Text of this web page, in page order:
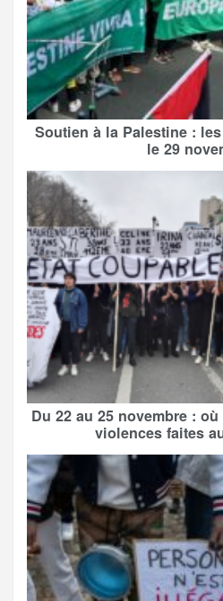
Soutien à la Palestine :
le 29
Du 22 au 25 novembre :
violences faites